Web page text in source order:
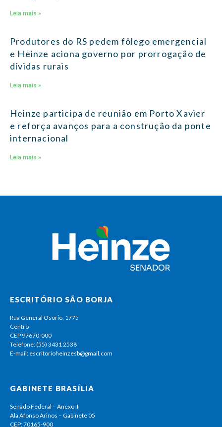
Leia mais »
Produtores do RS pedem fôlego emergencial
e Heinze aciona governo por prorrogação de
dívidas rurais
Leia mais »
Heinze participa de reunião em Porto Xavier
e reforça avanços para a construção da ponte
internacional
Leia mais »
ESCRITÓRIO SÃO BORJA
Rua General Osório, 1775
Centro
CEP 97670-000
Telefone: (55) 3431 2538
E-mail: escritorioheinzesb@gmail.com
GABINETE BRASÍLIA
Senado Federal – Anexo II
Ala Afonso Arinos – Gabinete 05
CEP: 70165-900